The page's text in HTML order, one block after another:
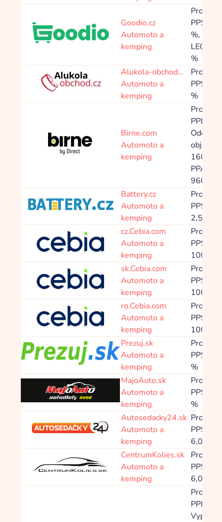
Goodio.cz
Automoto a
kemping
Provize
PPS
%,
LEGO
%
Alukola-obchod…
Automoto a
kemping
Provize
PPS
%
Birne.com
Automoto a
kemping
Provize
PPL
160,00
PPA 2
960,00
Battery.cz
Automoto a
kemping
Provize
PPS
2,50 %
cz.Cebia.com
Automoto a
kemping
Provize
PPS
100,00
sk.Cebia.com
Automoto a
kemping
Provize
PPS
100,00
ro.Cebia.com
Automoto a
kemping
Provize
PPS
100,00
Prezuj.sk
Automoto a
kemping
Provize
PPS
%
MajoAuto.sk
Automoto a
kemping
Provize
PPS
%
Autosedacky24.sk
Automoto a
kemping
Provize
PPS
6,00 %
CentrumKolies.sk
Automoto a
kemping
Provize
PPS
6,00 %
Provize
PPL
Vyplnění